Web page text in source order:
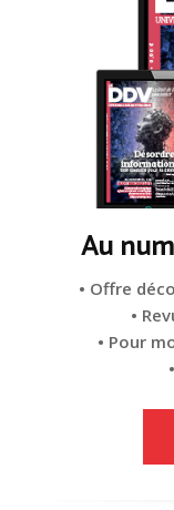
Au
• Offre
•
• Pour